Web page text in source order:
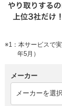
※1：本サービスで
年5月）
メーカー